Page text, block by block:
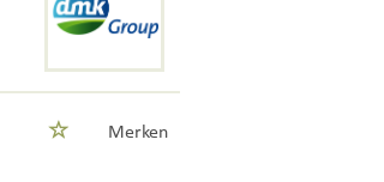
Merken